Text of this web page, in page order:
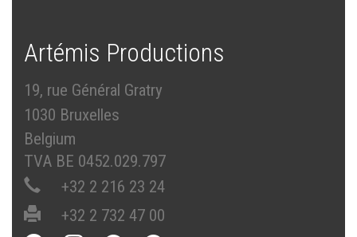
Artémis Productions
19, rue Général Gratry
1030 Bruxelles
Belgium
TVA BE 0452.029.797
+32 2 216 23 24
+32 2 732 47 00